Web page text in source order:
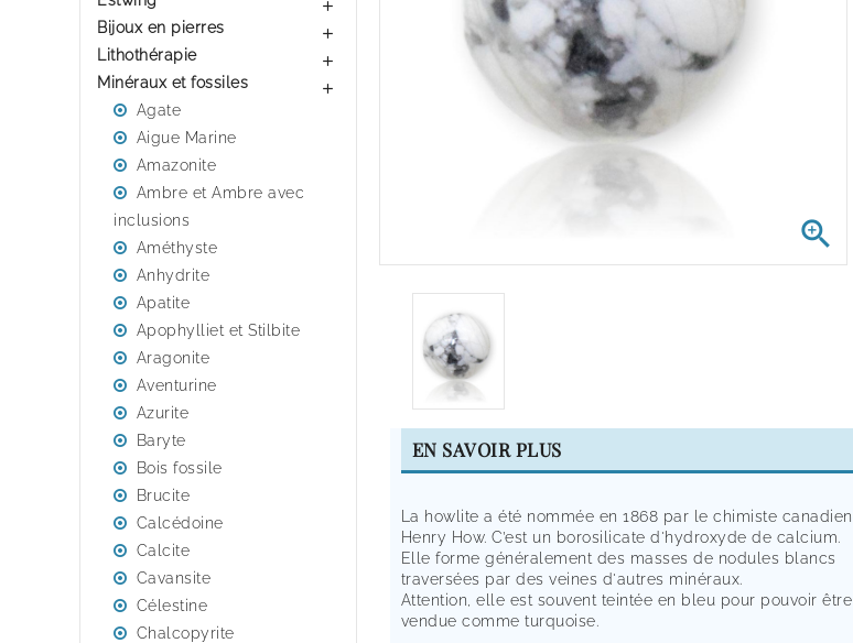

Bijoux en pierres 
Lithothérapie 
Minéraux et fossiles 
Agate
Aigue Marine
Amazonite
Ambre et Ambre avec
inclusions
Améthyste
Anhydrite
Apatite
Apophylliet et Stilbite
Aragonite
Aventurine
Azurite
Baryte
Bois fossile
Brucite
Calcédoine
Calcite
Cavansite
Célestine
Chalcopyrite

EN SAVOIR PLUS
La howlite a été nommée en 1868 par le chimiste canadien
Henry How. C’est un borosilicate d'hydroxyde de calcium.
Elle forme généralement des masses de nodules blancs
traversées par des veines d'autres minéraux.
Attention, elle est souvent teintée en bleu pour pouvoir être
vendue comme turquoise.